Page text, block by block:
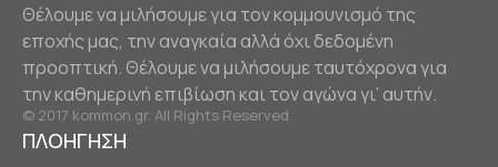
Θέλουμε να μιλήσουμε για τον κομμουνισμό της
εποχής μας, την αναγκαία αλλά όχι δεδομένη
προοπτική. Θέλουμε να μιλήσουμε ταυτόχρονα για
την καθημερινή επιβίωση και τον αγώνα γι’ αυτήν.
© 2017 kommon.gr. All Rights Reserved.
ΠΛΟΗΓΗΣΗ